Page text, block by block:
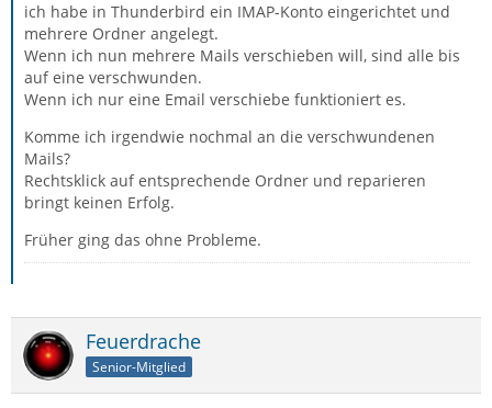
ich habe in Thunderbird ein IMAP-Konto eingerichtet und
mehrere Ordner angelegt.
Wenn ich nun mehrere Mails verschieben will, sind alle bis
auf eine verschwunden.
Wenn ich nur eine Email verschiebe funktioniert es.
Komme ich irgendwie nochmal an die verschwundenen
Mails?
Rechtsklick auf entsprechende Ordner und reparieren
bringt keinen Erfolg.
Früher ging das ohne Probleme.
Feuerdrache
Senior-Mitglied